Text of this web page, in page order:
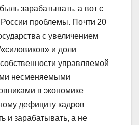
зарабатывать, а вот с
проблемы. Почти 20
с увеличением
и доли
управляемой
несменяемыми
в экономике
дефициту кадров
и зарабатывать, а не